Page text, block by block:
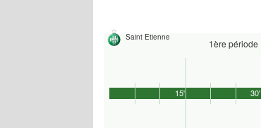
Saint Etienne
1ère période
15' 30'